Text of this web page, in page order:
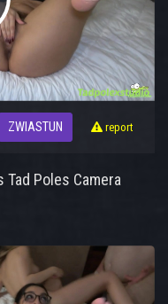
ZWIASTUN report
Poles Camera